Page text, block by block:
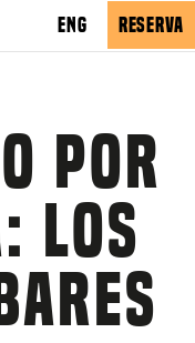
ENG RESERVA
por
los